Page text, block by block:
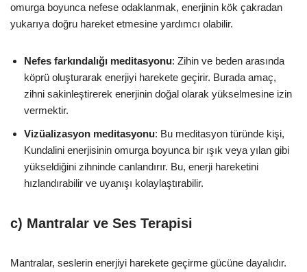
omurga boyunca nefese odaklanmak, enerjinin kök çakradan
yukarıya doğru hareket etmesine yardımcı olabilir.
Nefes farkındalığı meditasyonu: Zihin ve beden arasında
köprü oluşturarak enerjiyi harekete geçirir. Burada amaç,
zihni sakinleştirerek enerjinin doğal olarak yükselmesine izin
vermektir.
Vizüalizasyon meditasyonu: Bu meditasyon türünde kişi,
Kundalini enerjisinin omurga boyunca bir ışık veya yılan gibi
yükseldiğini zihninde canlandırır. Bu, enerji hareketini
hızlandırabilir ve uyanışı kolaylaştırabilir.
c) Mantralar ve Ses Terapisi
Mantralar, seslerin enerjiyi harekete geçirme gücüne dayalıdır.